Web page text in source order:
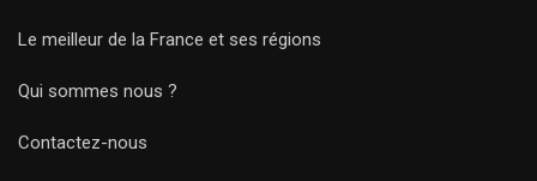
Le meilleur de la France et ses régions
Qui sommes nous ?
Contactez-nous